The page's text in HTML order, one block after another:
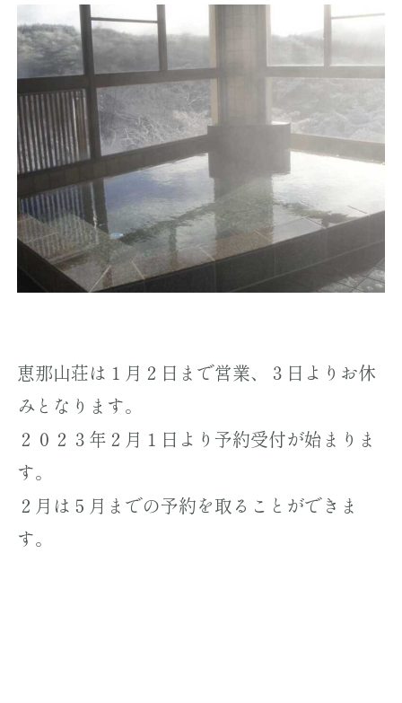
恵那山荘は１月２日まで営業、３日よりお休
みとなります。
２０２３年２月１日より予約受付が始まりま
す。
２月は５月までの予約を取ることができま
す。